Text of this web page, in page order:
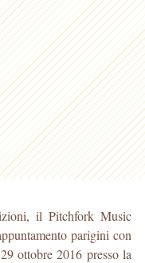
il Pitchfork Music
parigini con
ottobre 2016 presso la